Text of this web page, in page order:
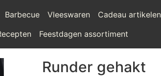
Barbecue Vleeswaren Cadeau artikelen
Feestdagen assortiment
Runder gehakt